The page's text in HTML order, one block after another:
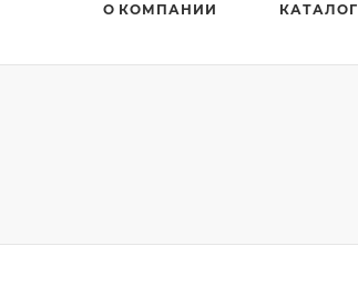
О КОМПАНИИ КАТАЛОГ